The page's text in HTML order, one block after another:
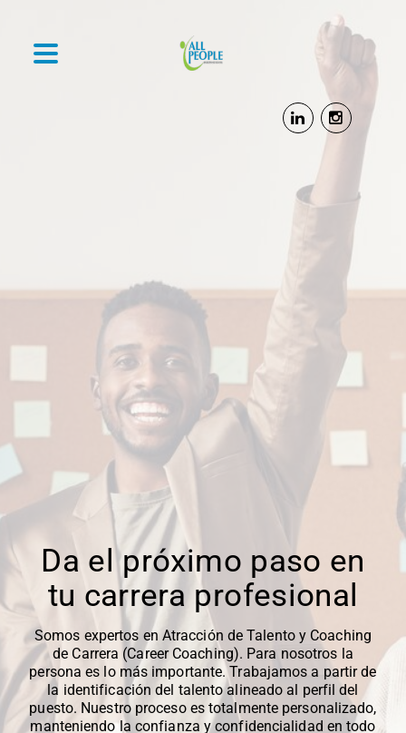
Da el próximo paso en
tu carrera profesional
Somos expertos en Atracción de Talento y Coaching
de Carrera (Career Coaching). Para nosotros la
persona es lo más importante. Trabajamos a partir de
la identificación del talento alineado al perfil del
puesto. Nuestro proceso es totalmente personalizado,
manteniendo la confianza y confidencialidad en todo